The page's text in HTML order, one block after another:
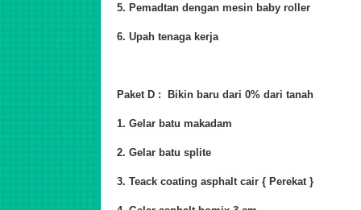
5. Pemadtan dengan mesin baby roller
6. Upah tenaga kerja
Paket D : Bikin baru dari 0% dari tanah
1. Gelar batu makadam
2. Gelar batu splite
3. Teack coating asphalt cair { Perekat }